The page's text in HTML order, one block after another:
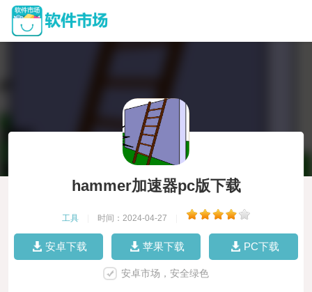
hammer加速器pc版下载
工具 时间：2024-04-27
安卓下载 苹果下载 PC下载
安卓市场，安全绿色